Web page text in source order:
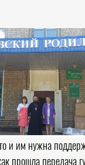
и им нужна
прошла передача